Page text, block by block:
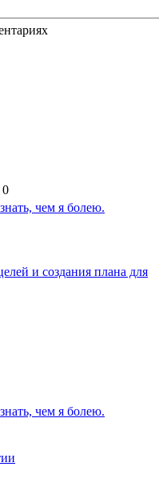
0
чем я болею.
и создания плана для
чем я болею.